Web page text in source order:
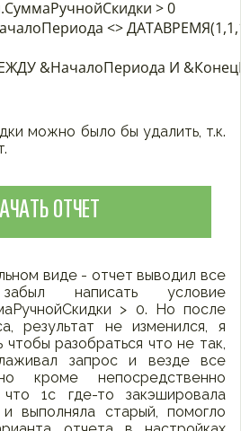
<>
можно было бы удалить, т.к.
ОТЧЕТ
виде - отчет выводил все
написать условие
> 0. Но после
результат не изменился, я
разобраться что не так,
запрос и везде все
кроме непосредственно
что 1с где-то закэшировала
выполняла старый, помогло